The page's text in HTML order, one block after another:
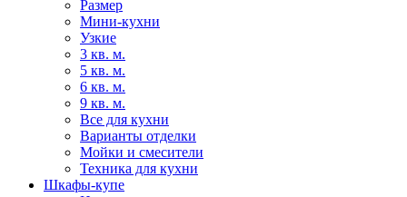
Размер
Мини-кухни
Узкие
3 кв. м.
5 кв. м.
6 кв. м.
9 кв. м.
Все для кухни
Варианты отделки
Мойки и смесители
Техника для кухни
Шкафы-купе